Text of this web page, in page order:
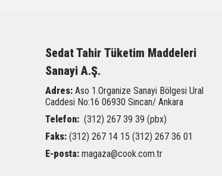
Sedat Tahir Tüketim Maddeleri
Sanayi A.Ş.
Adres: Aso 1.Organize Sanayi Bölgesi Ural
Caddesi No:16 06930 Sincan/ Ankara
Telefon: (312) 267 39 39 (pbx)
Faks: (312) 267 14 15 (312) 267 36 01
E-posta: magaza@cook.com.tr